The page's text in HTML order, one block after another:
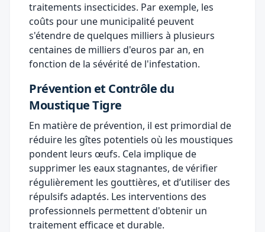
traitements insecticides. Par exemple, les
coûts pour une municipalité peuvent
s'étendre de quelques milliers à plusieurs
centaines de milliers d'euros par an, en
fonction de la sévérité de l'infestation.
Prévention et Contrôle du
Moustique Tigre
En matière de prévention, il est primordial de
réduire les gîtes potentiels où les moustiques
pondent leurs œufs. Cela implique de
supprimer les eaux stagnantes, de vérifier
régulièrement les gouttières, et d’utiliser des
répulsifs adaptés. Les interventions des
professionnels permettent d'obtenir un
traitement efficace et durable.